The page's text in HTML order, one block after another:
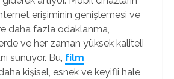
erişiminin genişlemesi ve
daha fazla odaklanma,
ve her zaman yüksek kaliteli
sunuyor. Bu, film
kişisel, esnek ve keyifli hale